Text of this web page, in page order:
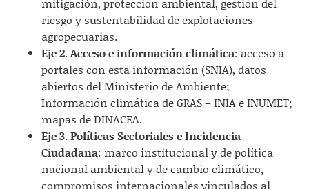
riesgo y sustentabilidad de explotaciones
agropecuarias.
Eje 2. Acceso e información climática: acceso a
portales con esta información (SNIA), datos
abiertos del Ministerio de Ambiente;
Información climática de GRAS – INIA e INUMET;
mapas de DINACEA.
Eje 3. Políticas Sectoriales e Incidencia
Ciudadana: marco institucional y de política
nacional ambiental y de cambio climático,
compromisos internacionales vinculados al